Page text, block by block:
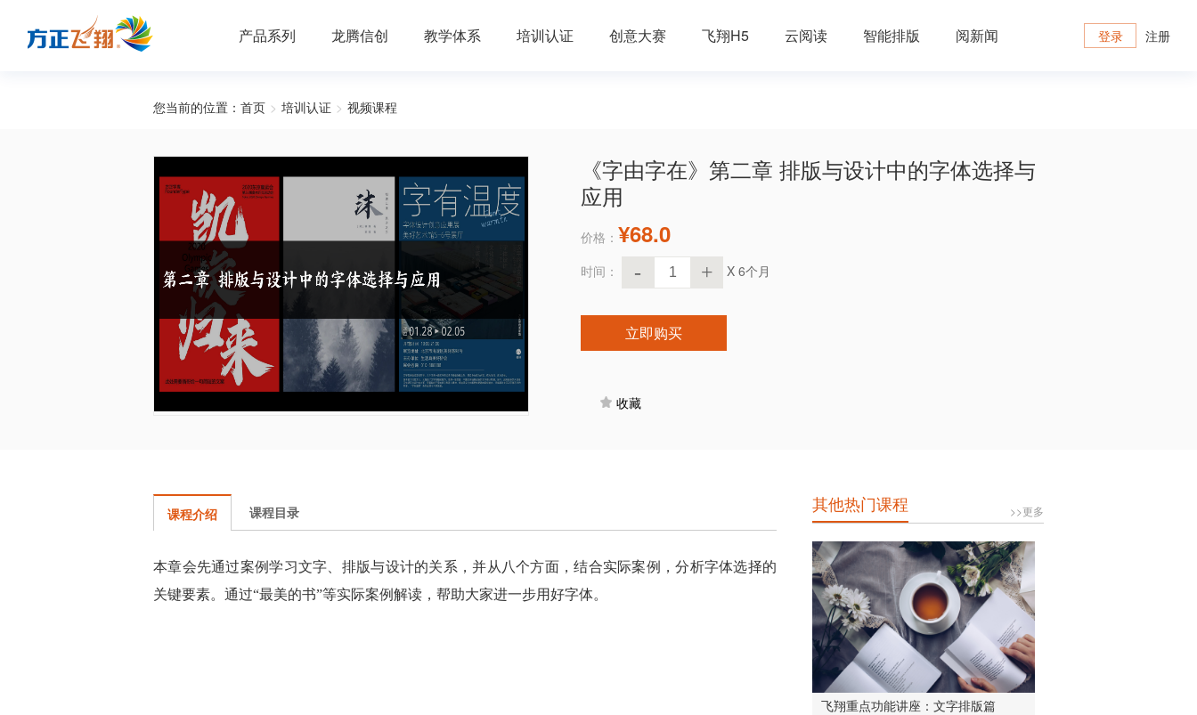
产品系列 龙腾信创 教学体系 培训认证 创意大赛 飞翔H5 云阅读 智能排版 阅新闻 登录 注册
您当前的位置： 首页 > 培训认证 > 视频课程
《字由字在》第二章 排版与设计中的字体选择与
应用
价格： ¥68.0
时间： - + X 6个月
立即购买
收藏
课程介绍 课程目录
本章会先通过案例学习文字、排版与设计的关系，并从八个方面，结合实际案例，分析字体选择的
关键要素。通过“最美的书”等实际案例解读，帮助大家进一步用好字体。
其他热门课程 >>更多
飞翔重点功能讲座：文字排版篇